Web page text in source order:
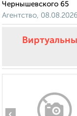
Чернышевского 65
Агентство, 08.08.2026